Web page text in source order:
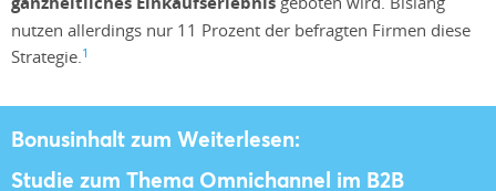
nutzen allerdings nur 11 Prozent der befragten Firmen diese
Strategie.1
Bonusinhalt zum Weiterlesen:
Studie zum Thema Omnichannel im B2B